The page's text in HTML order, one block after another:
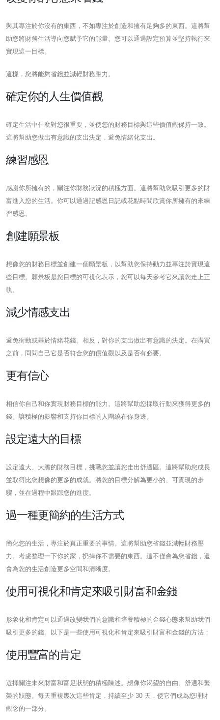
與其專注於你沒有的東西，不如專注於創造和擁有足夠多的東西。這將幫
助您將財務生活導向您賦予它的能量。您可以通過設定預算並堅持執行來
實現這一目標。
這樣，您將能夠省錢並減輕財務壓力。
確定你的人生價值觀
確定生活中什麼對您很重要，並使您的財務目標與這些價值觀保持一致。
這將幫助您做出有意識的支出決定，避免情緒化支出。
練習感恩
感謝你所擁有的，關注你財務狀況的積極方面。這將幫助您吸引更多的財
富進入您的生活。你可以通過記感恩日記或花點時間欣賞你所擁有的來練
習感恩。
創建願景板
想像您的財務目標並創建一個願景板，以幫助您保持動力並專注於實現這
些目標。願景板是您目標的可視化表示，您可以每天參考它來讓您走上正
軌。
減少情感支出
避免衝動或基於情緒花錢。相反，對你的支出做出有意識的決定。在購買
之前，問問自己它是否符合您的價值觀以及是否有必要。
更有信心
相信你自己和你實現財務目標的能力。這將幫助您採取行動來獲得更多的
錢。讓積極的影響和支持你目標的人圍繞在你身邊。
設定遠大的目標
設定遠大、大膽的財務目標，挑戰您並讓您走出舒適區。這將幫助您成長
並取得比您想像的更多的成就。將您的目標分解為更小的、可實現的步
驟，並在過程中跟踪您的進度。
過一種更簡約的生活方式
簡化您的生活，專注於真正重要的事情。這將幫助您省錢並減輕財務壓
力。考慮整理一下你的家，扔掉你不需要的東西。這不僅會為您省錢，還
會為您的生活創造更多空間和清晰度。
使用可視化和肯定來吸引財富和金錢
形象化和肯定可以通過改變我們的意識和培養積極的金錢心態來幫助我們
吸引更多的錢。以下是一些使用可視化和肯定來吸引財富和金錢的方法：
使用豐富的肯定
選擇關注未來財富和富足狀態的積極陳述。想像你渴望的自由、舒適和繁
榮的狀態。每天重複幾次這些肯定，持續至少 30 天，使它們成為您理財
觀念的一部分。